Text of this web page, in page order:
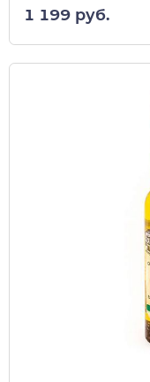
1 199 руб.